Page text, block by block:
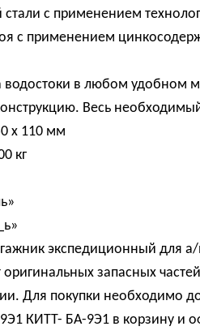
с применением
с применением
водостоки в любом удобном
Весь
х 110 мм
кг
экспедиционный для
запасных
Для покупки необходимо
КИТТ- БА-9Э1 в корзину и